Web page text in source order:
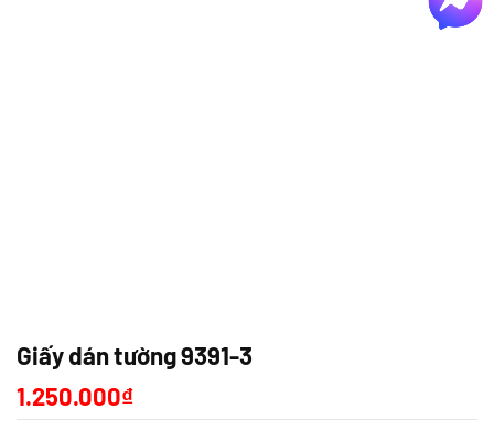
Giấy dán tường 9391-3
1.250.000₫